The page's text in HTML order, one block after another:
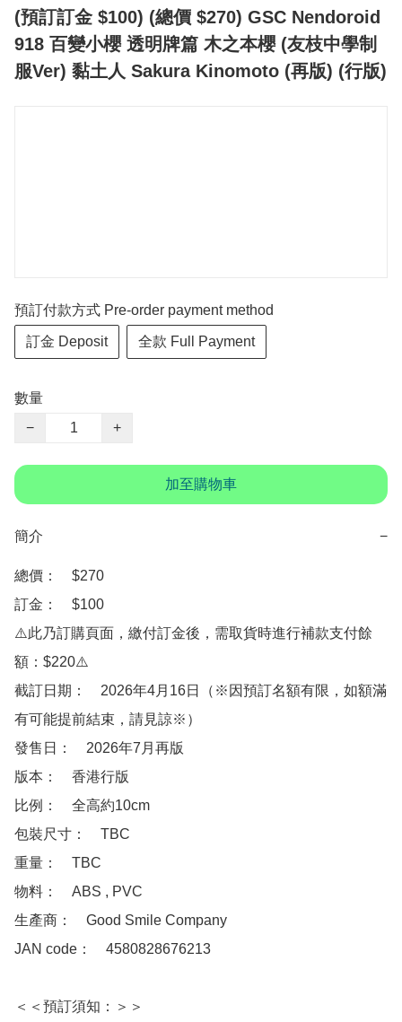
(預訂訂金 $100) (總價 $270) GSC Nendoroid
918 百變小櫻 透明牌篇 木之本櫻 (友枝中學制
服Ver) 黏土人 Sakura Kinomoto (再版) (行版)
預訂付款方式 Pre-order payment method
訂金 Deposit 全款 Full Payment
數量
−
+
加至購物車
簡介 −
總價：　$270
訂金：　$100
⚠️此乃訂購頁面，繳付訂金後，需取貨時進行補款支付餘
額：$220⚠️
截訂日期：　2026年4月16日（※因預訂名額有限，如額滿
有可能提前結束，請見諒※）
發售日：　2026年7月再版
版本：　香港行版
比例：　全高約10cm
包裝尺寸：　TBC
重量：　TBC
物料：　ABS , PVC
生產商：　Good Smile Company
JAN code：　4580828676213
＜＜預訂須知：＞＞